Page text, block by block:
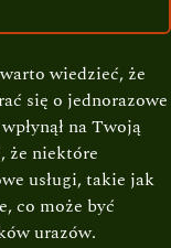
wiedzieć, że
się o jednorazowe
na Twoją
że niektóre
usługi, takie jak
co może być
urazów.